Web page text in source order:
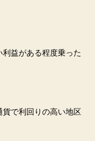
利益がある程度乗った
で利回りの高い地区